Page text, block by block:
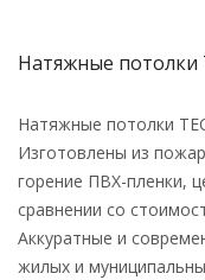
Натяжные потолки
Натяжные потолки
Изготовлены из
горение ПВХ-пленки,
сравнении со
Аккуратные и
жилых и